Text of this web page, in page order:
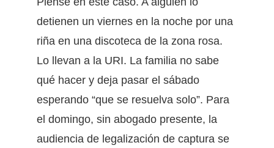
detienen un viernes en la noche por una
riña en una discoteca de la zona rosa.
Lo llevan a la URI. La familia no sabe
qué hacer y deja pasar el sábado
esperando “que se resuelva solo”. Para
el domingo, sin abogado presente, la
audiencia de legalización de captura se